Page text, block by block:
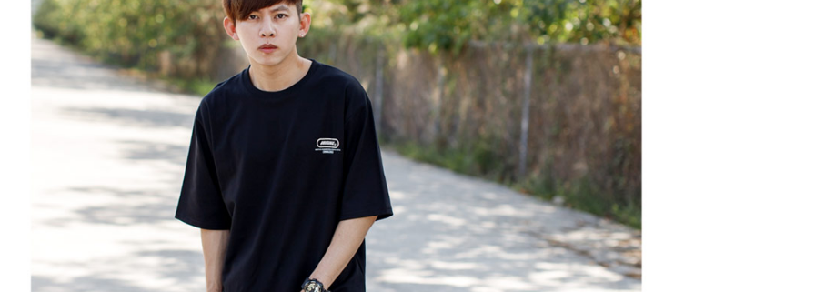
先享後付繳納相關費用。
※ 交易是否成功請以「AFTEE先享後付 」之結帳頁面顯示為準，若有關於
是否繳費成功／繳費後需取消欲退款等相關疑問，請聯繫「AFTEE先享後
付客戶支援中心」 https://netprotections.freshdesk.com/support/home
【注意事項】
１．透過由恩沛科技股份有限公司提供之「AFTEE先享後付」服務完成之
交易，需依本服務之必要範圍內提供個人資料，並將交易相關給付款項請
求債權轉讓予恩沛科技股份有限公司。
２．關於個人資料處理事宜，請瀏覽以下網址：
https://aftee.tw/terms/#terms3
３．未成年的使用者請事先徵得法定代理人或監護人之同意方可使用
「AFTEE先享後付」，若未經同意申辦者引起之損失，本公司不負相關責
任。
４．使用「AFTEE先享後付」時，將依據個別帳號之用戶狀況，依本公司
即時審查核予不同之上限額度；若仍有額度不足之情形，本公司將視審查
結果請求用戶進行身份認證。
５．嚴禁一人註冊多個帳號或使用他人資訊註冊。若發現惡意使用之情
每筆NT$80，滿NT$1,800(含以上)免運費
先付款後7-11取貨
每筆NT$80，滿NT$1,800(含以上)免運費
宅配
每筆NT$120，滿NT$3,000(含以上)免運費
海外宅配 (TWD)